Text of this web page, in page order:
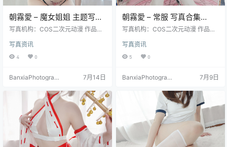
朝霧愛 – 魔女姐姐 主题写真
集（28P-291.9M）幻想系风
写真机构：COS二次元动漫 作品名
愛（Asagiriai） 图片数量：28张 资
源大小：291.9MB
写真资讯
4 0
BanxiaPhotograp
7月14日
朝霧愛 – 常服 写真合集
（24P-80.9M）日常私服主
写真机构：COS二次元动漫 作品名
sagiriai） 图片数量：24张 资源大
小：80.9MB
写真资讯
5 0
BanxiaPhotograp
7月9日